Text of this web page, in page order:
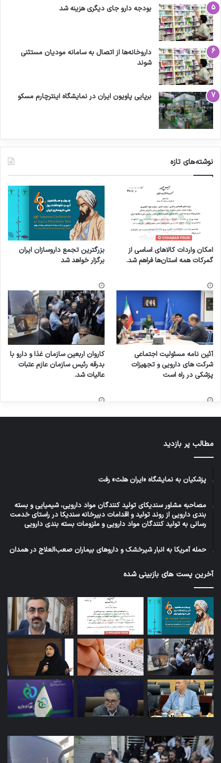
بودجه دارو جای دیگری هزینه شد
داروخانه‌ها از اتصال به سامانه مودیان مستثنی
شوند
برپایی پاویون ایران در نمایشگاه اینترچارم مسکو
نوشته‌های تازه
امکان واردات کالاهای اساسی از
گمرکات همه استان‌ها فراهم شد.
بزرگترین تجمع داروسازان ایران
برگزار خواهد شد
آئین نامه مسئولیت اجتماعی
شرکت های دارویی و تجهیزات
پزشکی در راه است
کاروان اربعین سازمان غذا و دارو با
بدرقه رئیس سازمان عازم عتبات
عالیات شد.
مطالب پر بازدید
پزشکیان به نمایشگاه «ایران هلث» رفت
مصاحبه مشاور سندیکای تولید کنندگان مواد دارویی، شیمیایی و بسته
بندی دارویی از روند تولید و اقدامات دبیرخانه سندیکا در راستای خدمت
رسانی به تولید کنندگان مواد دارویی و ملزومات بسته بندی دارویی
حمله آمریکا به انبار شیرخشک و داروهای بیماران صعب‌العلاج در همدان
آخرین پست های بازبینی شده
کاروان
اربعین